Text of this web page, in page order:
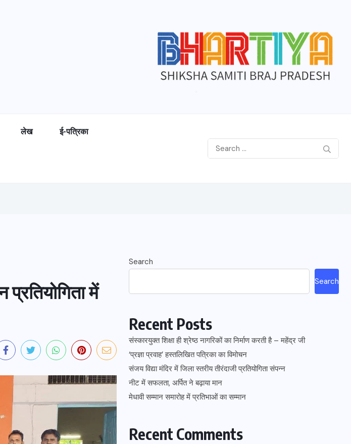
लेख ई-पत्रिका
में
Search
Search
Recent Posts
संस्कारयुक्त शिक्षा ही श्रेष्ठ नागरिकों का निर्माण करती है – महेंद्र जी
‘प्रज्ञा प्रवाह’ हस्तलिखित पत्रिका का विमोचन
संजय विद्या मंदिर में जिला स्तरीय तीरंदाजी प्रतियोगिता संपन्न
नीट में सफलता, अर्पित ने बढ़ाया मान
मेधावी सम्मान समारोह में प्रतिभाओं का सम्मान
Recent Comments